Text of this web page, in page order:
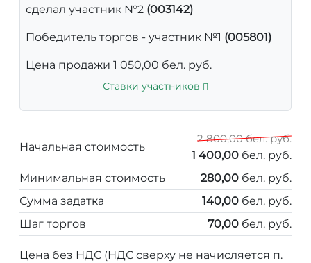
сделал участник №2 (003142)
Победитель торгов - участник №1 (005801)
Цена продажи 1 050,00 бел. руб.
Ставки участников
Начальная стоимость
2 800,00 бел. руб.
1 400,00 бел. руб.
Минимальная стоимость
280,00 бел. руб.
Сумма задатка
140,00 бел. руб.
Шаг торгов
70,00 бел. руб.
Цена без НДС (НДС сверху не начисляется п.